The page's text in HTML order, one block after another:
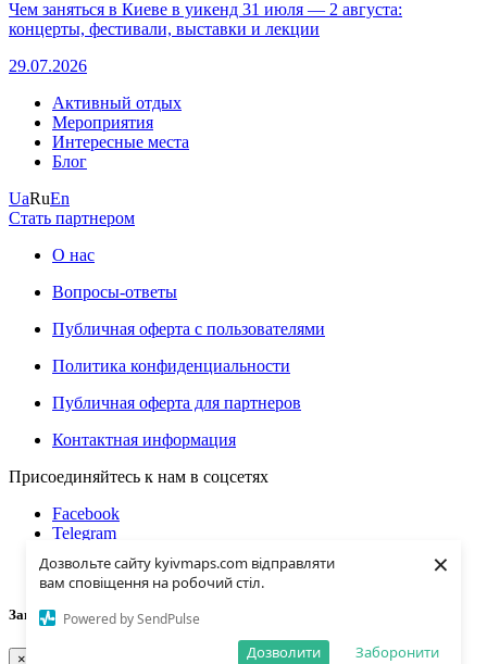
Дозвольте сайту kyivmaps.com відправляти
вам сповіщення на робочий стіл.
Powered by SendPulse
Заборонити
Дозволити
×
Чем заняться в Киеве в уикенд 31 июля — 2 августа:
концерты, фестивали, выставки и лекции
29.07.2026
Активный отдых
Мероприятия
Интересные места
Блог
UaRuEn
Стать партнером
О нас
Вопросы-ответы
Публичная оферта с пользователями
Политика конфиденциальности
Публичная оферта для партнеров
Контактная информация
Присоединяйтесь к нам в соцсетях
Facebook
Telegram
Youtube
Загрузка...
×